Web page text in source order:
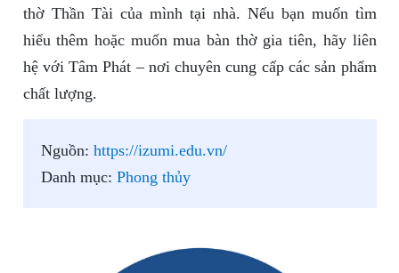
thờ Thần Tài của mình tại nhà. Nếu bạn muốn tìm
hiểu thêm hoặc muốn mua bàn thờ gia tiên, hãy liên
hệ với Tâm Phát – nơi chuyên cung cấp các sản phẩm
chất lượng.
Nguồn: https://izumi.edu.vn/
Danh mục: Phong thủy